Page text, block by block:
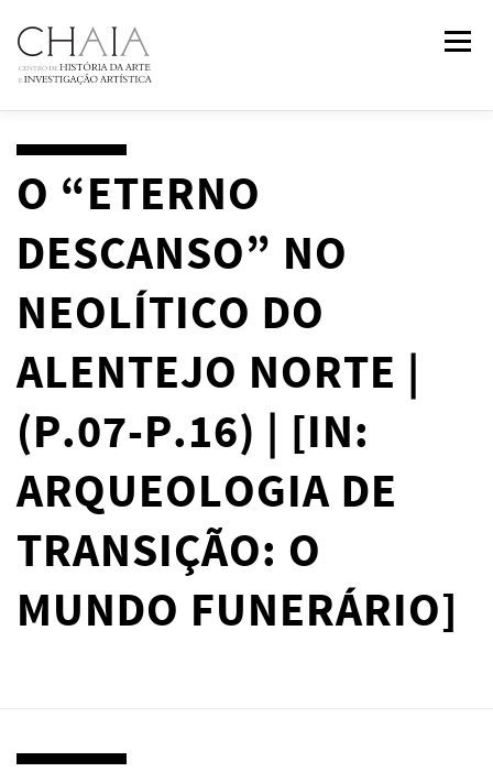
content
Menu
PUBLICATIONS NEWS EVENTS IN 2
O “ETERNO
DESCANSO” NO
NEOLÍTICO DO
ALENTEJO NORTE |
(P.07-P.16) | [IN:
ARQUEOLOGIA DE
TRANSIÇÃO: O
MUNDO FUNERÁRIO]